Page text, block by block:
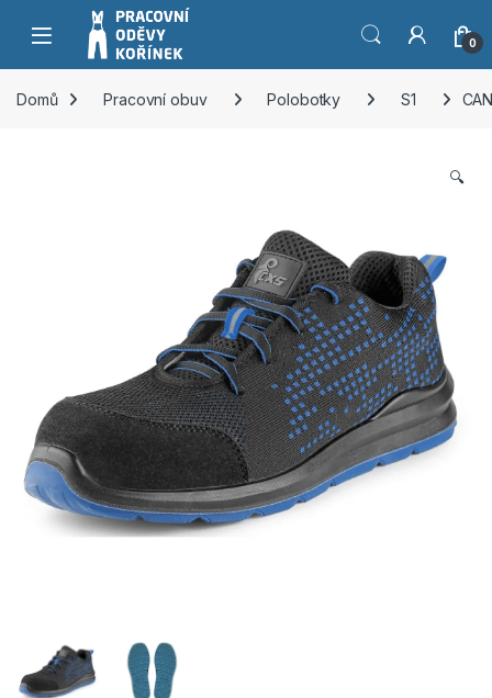
Přeskočit na navigaci
Přeskočit na obsah
0
Domů Pracovní obuv Polobotky S1
🔍